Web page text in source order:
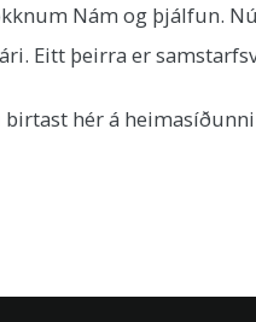
Nám og þjálfun.
Eitt þeirra er
hér á